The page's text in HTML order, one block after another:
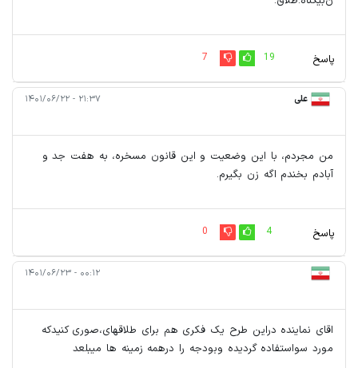
پاسخ 19
7
علی ۲۱:۳۷ - ۱۴۰۱/۰۶/۲۲
من مجردم، با این وضعیت و این قانون مسخره، به هفت جد و
آبادم بخندم اگه زن بگیرم.
پاسخ 4
0
۰۰:۱۲ - ۱۴۰۱/۰۶/۲۳
اقای نماینده دراین طرح یک فکری هم برای طلاقهای،صوری کنیدکه
مورد سواستفاده گردیده وبودجه را درهمه زمینه ها میبلعد